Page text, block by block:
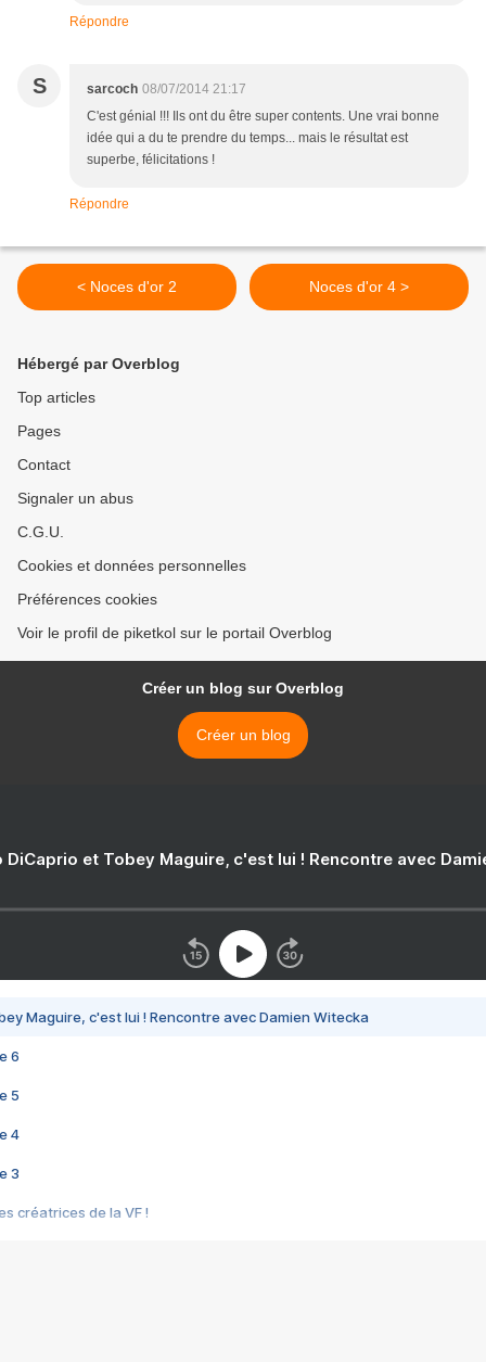
Répondre
S sarcoch 08/07/2014 21:17
C'est génial !!! Ils ont du être super contents. Une vrai bonne
idée qui a du te prendre du temps... mais le résultat est
superbe, félicitations !
Répondre
< Noces d'or 2 Noces d'or 4 >
Hébergé par Overblog
Top articles
Pages
Contact
Signaler un abus
C.G.U.
Cookies et données personnelles
Préférences cookies
Voir le profil de piketkol sur le portail Overblog
Créer un blog sur Overblog
Créer un blog
DiCaprio et Tobey Maguire, c'est lui ! Rencontre avec
Maguire, c'est lui ! Rencontre avec Damien Witecka
6
5
4
3
créatrices de la VF !